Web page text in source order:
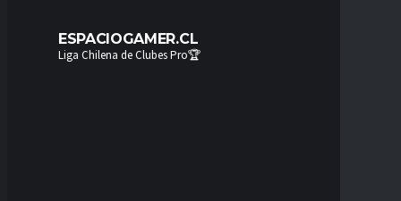
ESPACIOGAMER.CL
Liga Chilena de Clubes Pro🏆